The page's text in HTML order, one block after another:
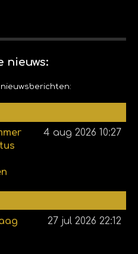
nieuws:
4 aug 2026 10:27
27 jul 2026 22:12